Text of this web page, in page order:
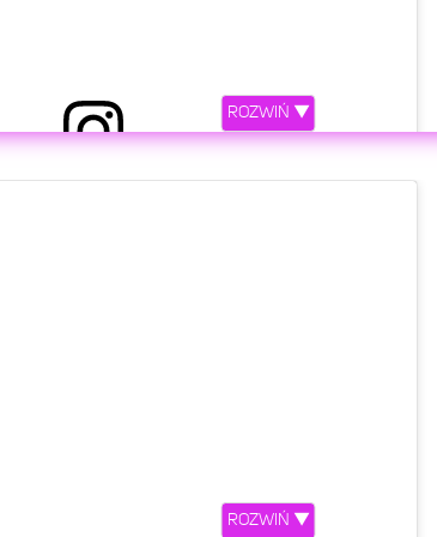
ROZWIŃ ▼
ROZWIŃ ▼